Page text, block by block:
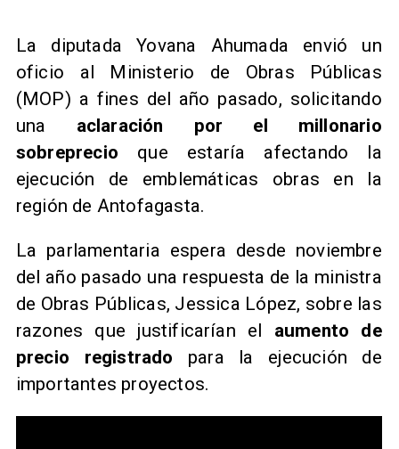
​La diputada Yovana Ahumada envió un
oficio al Ministerio de Obras Públicas
(MOP) a fines del año pasado, solicitando
una aclaración por el millonario
sobreprecio que estaría afectando la
ejecución de emblemáticas obras en la
región de Antofagasta.
La parlamentaria espera desde noviembre
del año pasado una respuesta de la ministra
de Obras Públicas, Jessica López, sobre las
razones que justificarían el aumento de
precio registrado para la ejecución de
importantes proyectos.